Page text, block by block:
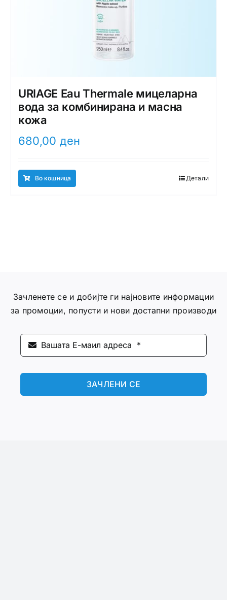
URIAGE Eau Thermale мицеларна
вода за комбинирана и масна
кожа
680,00 ден
Во кошница Детали
Зачленете се и добијте ги најновите информации
за промоции, попусти и нови достапни производи
ЗАЧЛЕНИ СЕ